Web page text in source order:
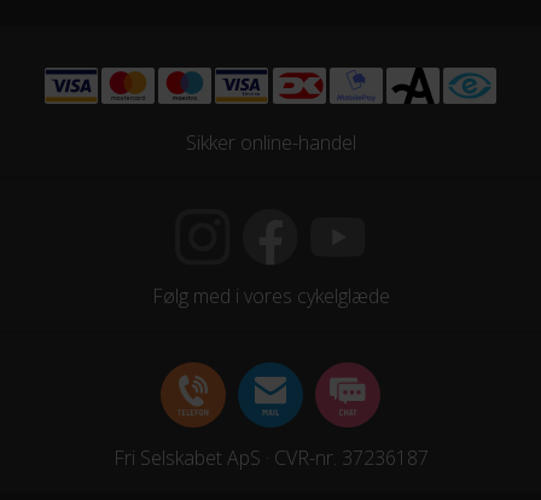
Styrlås
Stelmateriale
Sikker online-handel
Følg med i vores cykelglæde
Fri Selskabet ApS · CVR-nr. 37236187